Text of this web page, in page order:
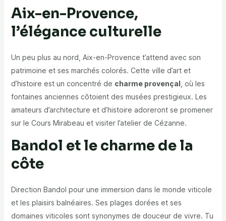
Aix-en-Provence,
l’élégance culturelle
Un peu plus au nord, Aix-en-Provence t’attend avec son
patrimoine et ses marchés colorés. Cette ville d’art et
d’histoire est un concentré de charme provençal, où les
fontaines anciennes côtoient des musées prestigieux. Les
amateurs d’architecture et d’histoire adoreront se promener
sur le Cours Mirabeau et visiter l’atelier de Cézanne.
Bandol et le charme de la
côte
Direction Bandol pour une immersion dans le monde viticole
et les plaisirs balnéaires. Ses plages dorées et ses
domaines viticoles sont synonymes de douceur de vivre. Tu